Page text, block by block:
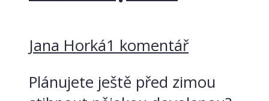
Jana Horká1 komentář
Plánujete ještě před zimou